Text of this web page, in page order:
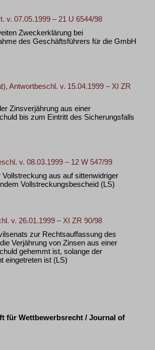
v. 07.05.1999 – 21 U 6544/98
Zweckerklärung bei
des Geschäftsführers für die GmbH
Antwortbeschl. v. 15.04.1999 – XI ZR
Zinsverjährung aus einer
bis zum Eintritt des Sicherungsfalls
v. 08.03.1999 – 12 W 547/99
aus auf sittenwidriger
Vollstreckungsbescheid (LS)
v. 26.01.1999 – XI ZR 90/98
zur Rechtsauffassung des
Verjährung von Zinsen aus einer
gehemmt ist, solange der
eingetreten ist (LS)
für Wettbewerbsrecht / Journal of